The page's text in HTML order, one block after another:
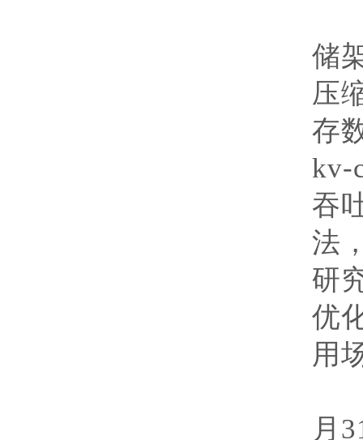
储
压
存
kv-
吞
法
研
优
用
月